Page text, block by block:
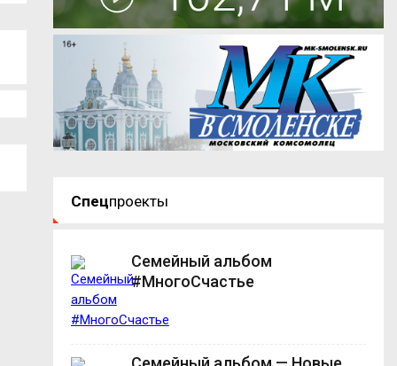
Спецпроекты
Семейный альбом
#МногоСчастье